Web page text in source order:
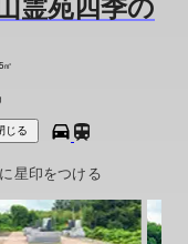
霊苑四季の
㎡
じる
星印をつける